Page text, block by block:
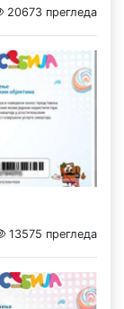
20673 прегледа
13575 прегледа